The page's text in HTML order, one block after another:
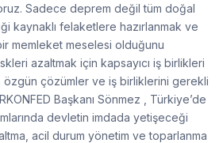
Sadece deprem değil tüm doğal
kaynaklı felaketlere hazırlanmak ve
memleket meselesi olduğunu
azaltmak için kapsayıcı iş birlikleri
özgün çözümler ve iş birliklerini gerekli
Başkanı Sönmez , Türkiye’de
devletin imdada yetişeceği
acil durum yönetim ve toparlanma